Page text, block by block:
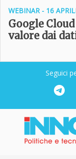
WEBINAR - 16
Google
valore dai
Seguici